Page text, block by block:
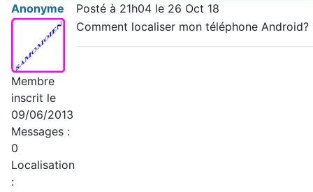
Anonyme
Posté à 21h04 le 26 Oct 18
Membre
inscrit le
09/06/2013
Messages :
0
Localisation
:
Comment localiser mon téléphone Android?